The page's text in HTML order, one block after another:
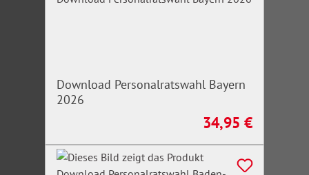
Download Personalratswahl Bayern
2026
Regulärer Preis:
34,95 €